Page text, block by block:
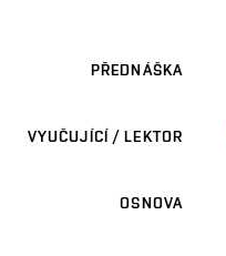
PŘEDNÁŠKA
VYUČUJÍCÍ / LEKTOR
OSNOVA